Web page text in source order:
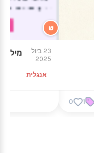
1
0
ש
23 ביול
2025
אנגלית